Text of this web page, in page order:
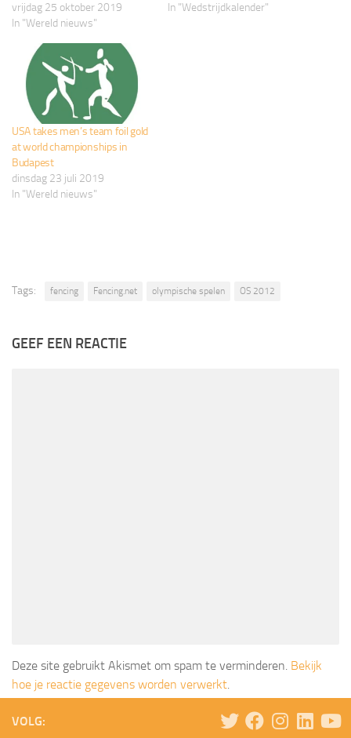
vrijdag 25 oktober 2019
In "Wereld nieuws"
In "Wedstrijdkalender"
USA takes men’s team foil gold
at world championships in
Budapest
dinsdag 23 juli 2019
In "Wereld nieuws"
Tags: fencing Fencing.net olympische spelen OS 2012
GEEF EEN REACTIE
Deze site gebruikt Akismet om spam te verminderen. Bekijk
hoe je reactie gegevens worden verwerkt
VOLG: